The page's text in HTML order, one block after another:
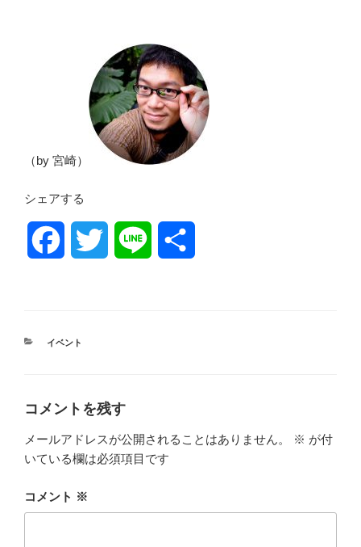
（by 宮崎）
シェアする
e
o
k
r
カ
イベント
コメントを残す
メールアドレスが公開されることはありません。 ※ が付
いている欄は必須項目です
コメント ※